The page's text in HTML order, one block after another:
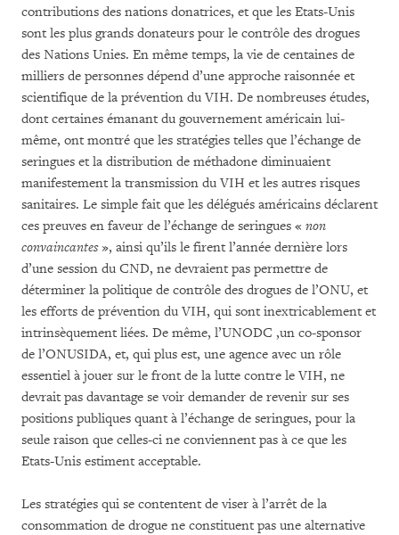
contributions des nations donatrices, et que les Etats-Unis
sont les plus grands donateurs pour le contrôle des drogues
des Nations Unies. En même temps, la vie de centaines de
milliers de personnes dépend d’une approche raisonnée et
scientifique de la prévention du VIH. De nombreuses études,
dont certaines émanant du gouvernement américain lui-
même, ont montré que les stratégies telles que l’échange de
seringues et la distribution de méthadone diminuaient
manifestement la transmission du VIH et les autres risques
sanitaires. Le simple fait que les délégués américains déclarent
ces preuves en faveur de l’échange de seringues « non
convaincantes», ainsi qu’ils le firent l’année dernière lors
d’une session du CND, ne devraient pas permettre de
déterminer la politique de contrôle des drogues de l’ONU, et
les efforts de prévention du VIH, qui sont inextricablement et
intrinsèquement liées. De même, l’UNODC ,un co-sponsor
de l’ONUSIDA, et, qui plus est, une agence avec un rôle
essentiel à jouer sur le front de la lutte contre le VIH, ne
devrait pas davantage se voir demander de revenir sur ses
positions publiques quant à l’échange de seringues, pour la
seule raison que celles-ci ne conviennent pas à ce que les
Etats-Unis estiment acceptable.
Les stratégies qui se contentent de viser à l’arrêt de la
consommation de drogue ne constituent pas une alternative